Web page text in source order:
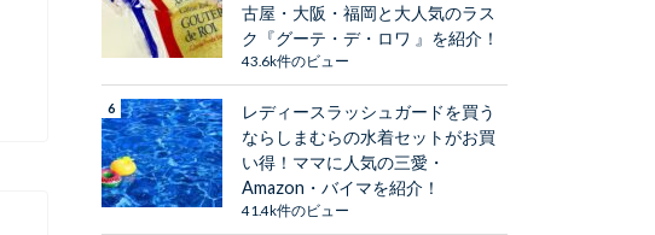
古屋・大阪・福岡と大人気のラス
ク『グーテ・デ・ロワ 』を紹介！
43.6k件のビュー
レディースラッシュガードを買う
ならしまむらの水着セットがお買
い得！ママに人気の三愛・
Amazon・バイマを紹介！
41.4k件のビュー